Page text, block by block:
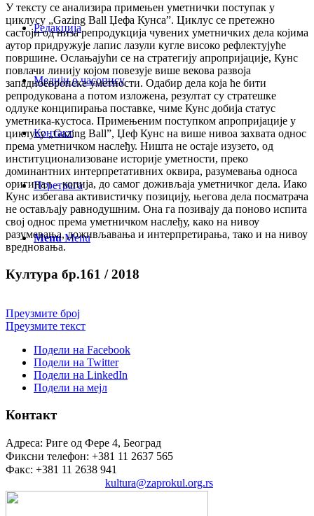
Редакција
Медији о часопису
Контакт
Птретрага
Menu Menu
У тексту се анализира примењен уметнички поступак у
циклусу „Gazing Ball Џефа Кунса”. Циклус се претежно
састоји од низа репродукција чувених уметничких дела којима
аутор придружује лапис лазули кугле високо рефлектујуће
површине. Ослањајући се на стратегију апропријације, Кунс
повлачи линију којом повезује више векова развоја
западноевропске уметности. Одабир дела која ће бити
репродукована а потом изложена, резултат су стратешке
одлуке конципирања поставке, чиме Кунс добија статус
уметника-кустоса. Примењеним поступком апропријације у
циклусу „Gazing Ball”, Џеф Кунс на више нивоа захвата однос
према уметничком наслеђу. Ништа не остаје изузето, од
институционализоване историје уметности, преко
доминантних интерпретативних оквира, разумевања односа
оригинал – копија, до самог доживљаја уметничког дела. Иако
Кунс избегава активистичку позицију, његова дела посматрача
не остављају равнодушним. Она га позивају да поново испита
свој однос према уметничком наслеђу, како на нивоу
разумевања, доживљавања и интерпретирања, тако и на нивоу
вредновања.
Култура бр.161 / 2018
Преузмите број
Преузмите текст
Подели на Facebook
Подели на Twitter
Подели на LinkedIn
Подели на мејл
Контакт
Адреса: Риге од Фере 4, Београд
Фиксни телефон: +381 11 2637 565
Факс: +381 11 2638 941
kultura@zaprokul.org.rs